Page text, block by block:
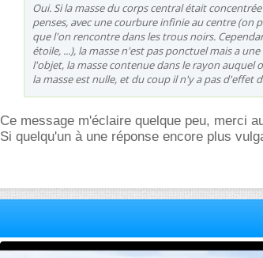
Oui. Si la masse du corps central était
penses, avec une courbure infinie au centre (on
que l'on rencontre dans les trous noirs.
étoile, ...), la masse n'est pas ponctuel mais a
l'objet, la masse contenue dans le rayon auquel
la masse est nulle, et du coup il n'y a pas d'effet
Ce message m'éclaire quelque peu, merci
Si quelqu'un à une réponse encore plus